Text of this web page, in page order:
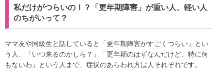
私だけがつらいの！？「更年期障害」が重い人、軽い人
のちがいって？
ママ友や同級生と話していると「更年期障害がすごくつらい」とい
う人、「いつ来るのかしら？」「更年期のはずなんだけど、特に何
もないわ」という人まで、症状のあらわれ方は人それぞれです。